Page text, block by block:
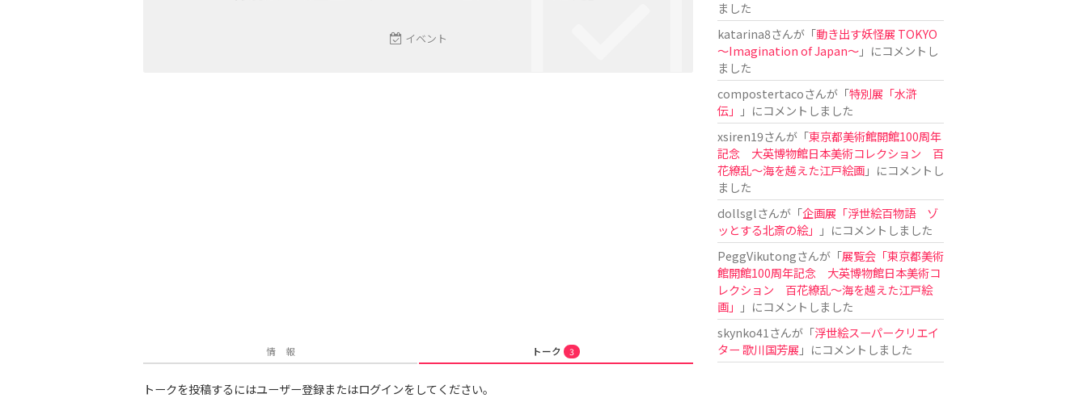
イベント
情 報 トーク 3
トークを投稿するにはユーザー登録またはログインをしてください。
ました
katarina8さんが「動き出す妖怪展 TOKYO
〜Imagination of Japan〜」にコメントし
ました
compostertacoさんが「特別展「水滸
伝」
」にコメントしました
xsiren19さんが「東京都美術館開館100周年
記念 大英博物館日本美術コレクション 百
花繚乱～海を越えた江戸絵画」にコメントし
ました
dollsglさんが「企画展「浮世絵百物語 ゾ
ッとする北斎の絵」
」にコメントしました
PeggVikutongさんが「展覧会「東京都美術
館開館100周年記念 大英博物館日本美術コ
レクション 百花繚乱〜海を越えた江戸絵
画」
」にコメントしました
skynko41 さんが「浮世絵スーパークリエイ
ター 歌川国芳展 」にコメントしました